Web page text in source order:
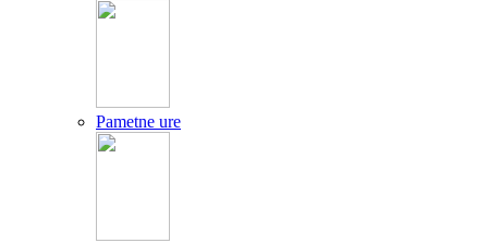
Pametne ure